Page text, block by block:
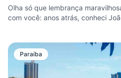
Olha só que lembrança
com você: anos atrás, conheci
Paraíba